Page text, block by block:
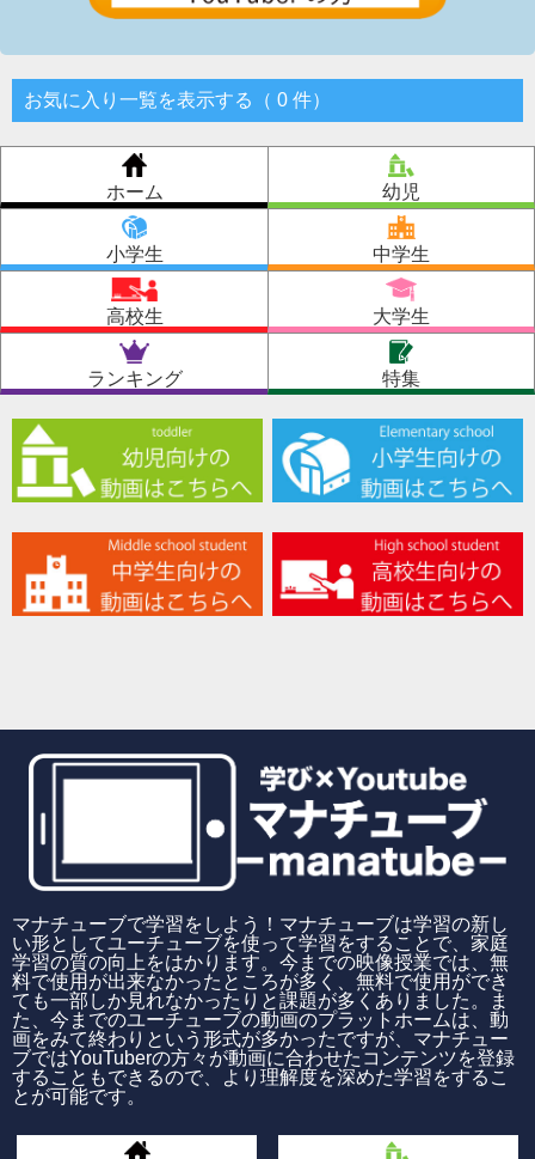
お気に入り一覧を表示する（ 0 件）
ホーム 幼児
小学生 中学生
高校生 大学生
ランキング 特集
マナチューブで学習をしよう！マナチューブは学習の新し
い形としてユーチューブを使って学習をすることで、家庭
学習の質の向上をはかります。今までの映像授業では、無
料で使用が出来なかったところが多く、無料で使用ができ
ても一部しか見れなかったりと課題が多くありました。ま
た、今までのユーチューブの動画のプラットホームは、動
画をみて終わりという形式が多かったですが、マナチュー
ブではYouTuberの方々が動画に合わせたコンテンツを登録
することもできるので、より理解度を深めた学習をするこ
とが可能です。